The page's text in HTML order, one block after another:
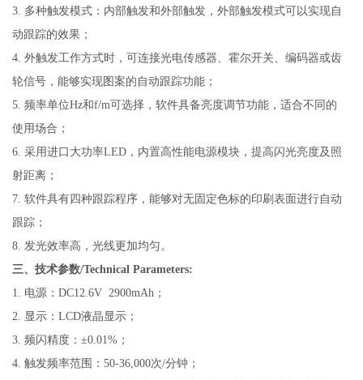
3. 多种触发模式：内部触发和外部触发，外部触发模式可以实现自
动跟踪的效果；
4. 外触发工作方式时，可连接光电传感器、霍尔开关、编码器或齿
轮信号，能够实现图案的自动跟踪功能；
5. 频率单位Hz和f/m可选择，软件具备亮度调节功能，适合不同的
使用场合；
6. 采用进口大功率LED，内置高性能电源模块，提高闪光亮度及照
射距离；
7. 软件具有四种跟踪程序，能够对无固定色标的印刷表面进行自动
跟踪；
8. 发光效率高，光线更加均匀。
三、技术参数/Technical Parameters:
1. 电源：DC12.6V 2900mAh；
2. 显示：LCD液晶显示；
3. 频闪精度：±0.01%；
4. 触发频率范围：50-36,000次/分钟；